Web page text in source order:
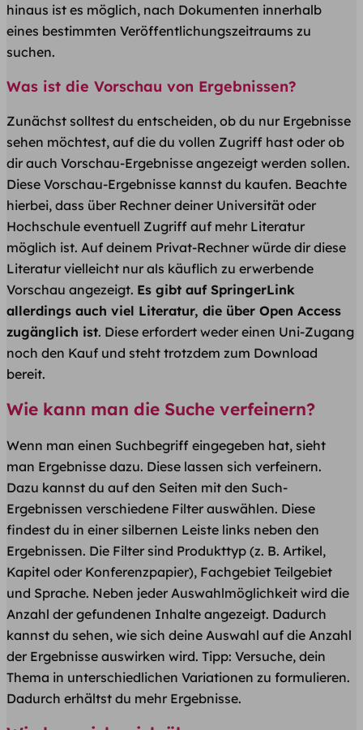
hinaus ist es möglich, nach Dokumenten innerhalb
eines bestimmten Veröffentlichungszeitraums zu
suchen.
Was ist die Vorschau von Ergebnissen?
Zunächst solltest du entscheiden, ob du nur Ergebnisse
sehen möchtest, auf die du vollen Zugriff hast oder ob
dir auch Vorschau-Ergebnisse angezeigt werden sollen.
Diese Vorschau-Ergebnisse kannst du kaufen. Beachte
hierbei, dass über Rechner deiner Universität oder
Hochschule eventuell Zugriff auf mehr Literatur
möglich ist. Auf deinem Privat-Rechner würde dir diese
Literatur vielleicht nur als käuflich zu erwerbende
Vorschau angezeigt. Es gibt auf SpringerLink
allerdings auch viel Literatur, die über Open Access
zugänglich ist. Diese erfordert weder einen Uni-Zugang
noch den Kauf und steht trotzdem zum Download
bereit.
Wie kann man die Suche verfeinern?
Wenn man einen Suchbegriff eingegeben hat, sieht
man Ergebnisse dazu. Diese lassen sich verfeinern.
Dazu kannst du auf den Seiten mit den Such-
Ergebnissen verschiedene Filter auswählen. Diese
findest du in einer silbernen Leiste links neben den
Ergebnissen. Die Filter sind Produkttyp (z. B. Artikel,
Kapitel oder Konferenzpapier), Fachgebiet Teilgebiet
und Sprache. Neben jeder Auswahlmöglichkeit wird die
Anzahl der gefundenen Inhalte angezeigt. Dadurch
kannst du sehen, wie sich deine Auswahl auf die Anzahl
der Ergebnisse auswirken wird. Tipp: Versuche, dein
Thema in unterschiedlichen Variationen zu formulieren.
Dadurch erhältst du mehr Ergebnisse.